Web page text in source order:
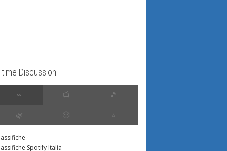
Discussioni
∞ 📺 🎵
🌿 🎲 ⭐️
Spotify Italia